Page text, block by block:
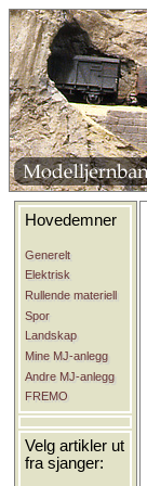
Hovedemner
Generelt
Elektrisk
Rullende materiell
Spor
Landskap
Mine MJ-anlegg
Andre MJ-anlegg
FREMO
Velg artikler ut
fra sjanger: